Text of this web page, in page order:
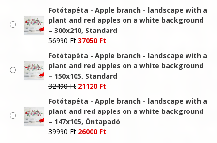
was:
25990 Ft.
is:
16900 Ft.
Fotótapéta - Apple branch - landscape with a
plant and red apples on a white background
– 300x210, Standard
56990Ft Original
was:
56990 Ft.
37050 Ft
is:
37050 Ft.
Fotótapéta - Apple branch - landscape with a
plant and red apples on a white background
– 150x105, Standard
32490Ft Original
was:
32490 Ft.
21120 Ft
is:
21120 Ft.
Fotótapéta - Apple branch - landscape with a
plant and red apples on a white background
– 147x105, Öntapadó
39990Ft Original
26000 Ft